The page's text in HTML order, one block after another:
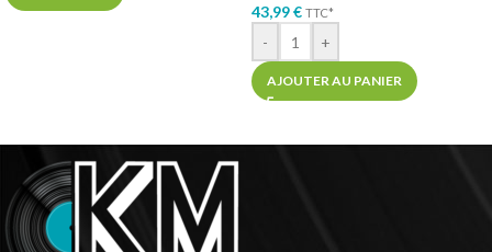
43,99€ TTC*
- +
AJOUTER AU PANIER